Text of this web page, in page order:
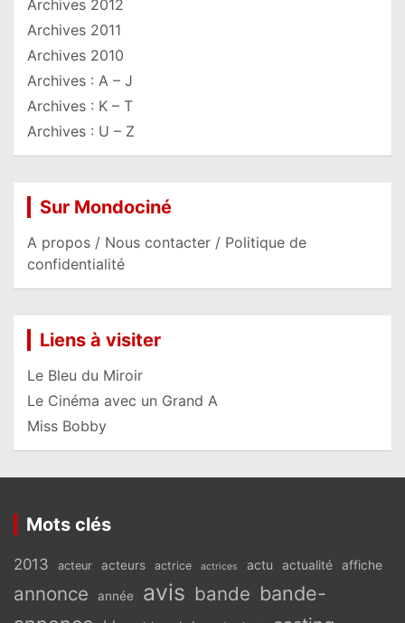
Archives 2012
Archives 2011
Archives 2010
Archives : A – J
Archives : K – T
Archives : U – Z
Sur Mondociné
A propos / Nous contacter / Politique de
confidentialité
Liens à visiter
Le Bleu du Miroir
Le Cinéma avec un Grand A
Miss Bobby
Mots clés
2013 acteur acteurs actrice actrices actu actualité affiche
annonce année avis bande bande-